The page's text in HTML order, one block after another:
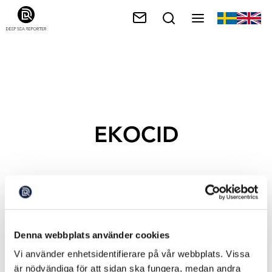
Denna webbplats använder cookies
Vi använder enhetsidentifierare på vår webbplats. Vissa
är nödvändiga för att sidan ska fungera, medan andra
EKOCID